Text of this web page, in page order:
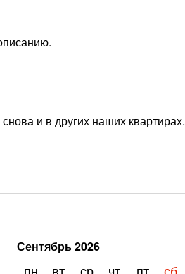
Сентябрь2026
и в других наших квартирах.